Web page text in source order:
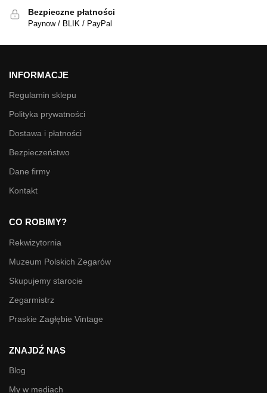
Bezpieczne płatności
Paynow / BLIK / PayPal
INFORMACJE
Regulamin sklepu
Polityka prywatności
Dostawa i płatności
Bezpieczeństwo
Dane firmy
Kontakt
CO ROBIMY?
Rekwizytornia
Muzeum Polskich Zegarów
Skupujemy starocie
Zegarmistrz
Praskie Zagłębie Vintage
ZNAJDŹ NAS
Blog
My w mediach